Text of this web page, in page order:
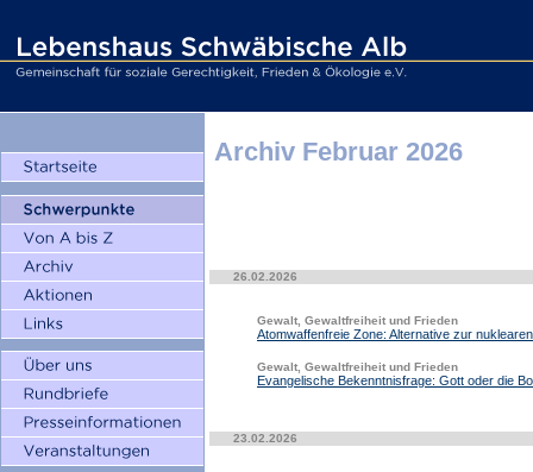
Archiv Februar 2026
26.02.2026
Gewalt, Gewaltfreiheit und Frieden
Atomwaffenfreie Zone: Alternative zur
Gewalt, Gewaltfreiheit und Frieden
Evangelische Bekenntnisfrage: Gott oder die
23.02.2026